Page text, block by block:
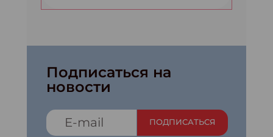
Подписаться на
новости
ПОДПИСАТЬСЯ